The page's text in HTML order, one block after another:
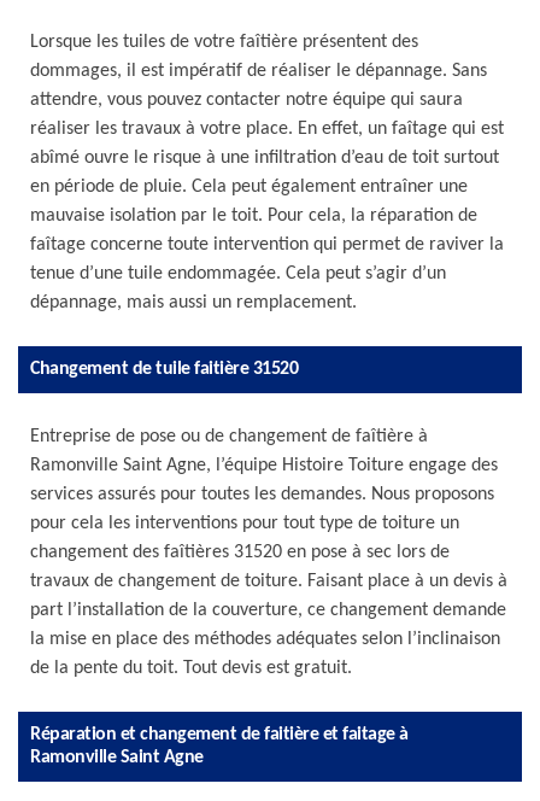
Lorsque les tuiles de votre faîtière présentent des
dommages, il est impératif de réaliser le dépannage. Sans
attendre, vous pouvez contacter notre équipe qui saura
réaliser les travaux à votre place. En effet, un faîtage qui est
abîmé ouvre le risque à une infiltration d’eau de toit surtout
en période de pluie. Cela peut également entraîner une
mauvaise isolation par le toit. Pour cela, la réparation de
faîtage concerne toute intervention qui permet de raviver la
tenue d’une tuile endommagée. Cela peut s’agir d’un
dépannage, mais aussi un remplacement.
Changement de tuile faitière 31520
Entreprise de pose ou de changement de faîtière à
Ramonville Saint Agne, l’équipe Histoire Toiture engage des
services assurés pour toutes les demandes. Nous proposons
pour cela les interventions pour tout type de toiture un
changement des faîtières 31520 en pose à sec lors de
travaux de changement de toiture. Faisant place à un devis à
part l’installation de la couverture, ce changement demande
la mise en place des méthodes adéquates selon l’inclinaison
de la pente du toit. Tout devis est gratuit.
Réparation et changement de faitière et faitage à
Ramonville Saint Agne